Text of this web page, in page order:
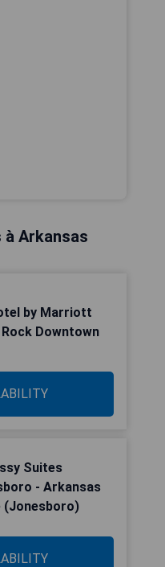
Arkansas
by Marriott
Downtown
Suites
- Arkansas
(Jonesboro)